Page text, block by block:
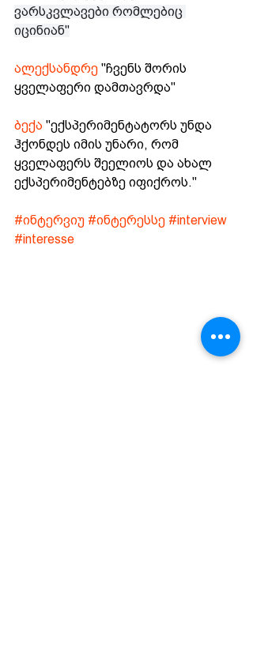
ვარსკვლავები რომლებიც
იცინიან"
ალექსანდრე "ჩვენს შორის
ყველაფერი დამთავრდა"
ბექა "ექსპერიმენტატორს უნდა
ჰქონდეს იმის უნარი, რომ
ყველაფერს შეელიოს და ახალ
ექსპერიმენტებზე იფიქროს."
#ინტერვიუ #ინტერესსე #interview
#interesse